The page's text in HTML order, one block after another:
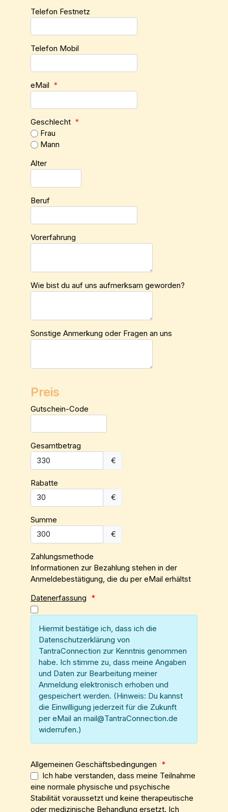
Telefon Festnetz
Telefon Mobil
eMail *
Geschlecht *
Frau
Mann
Alter
Beruf
Vorerfahrung
Wie bist du auf uns aufmerksam geworden?
Sonstige Anmerkung oder Fragen an uns
Preis
Gutschein-Code
Gesamtbetrag
€
Rabatte
€
Summe
€
Zahlungsmethode
Informationen zur Bezahlung stehen in der
Anmeldebestätigung, die du per eMail erhältst
Datenerfassung *
Hiermit bestätige ich, dass ich die
Datenschutzerklärung von
TantraConnection zur Kenntnis genommen
habe. Ich stimme zu, dass meine Angaben
und Daten zur Bearbeitung meiner
Anmeldung elektronisch erhoben und
gespeichert werden. (Hinweis: Du kannst
die Einwilligung jederzeit für die Zukunft
per eMail an mail@TantraConnection.de
widerrufen.)
Allgemeinen Geschäftsbedingungen *
Ich habe verstanden, dass meine Teilnahme
eine normale physische und psychische
Stabilität voraussetzt und keine therapeutische
oder medizinische Behandlung ersetzt. Ich